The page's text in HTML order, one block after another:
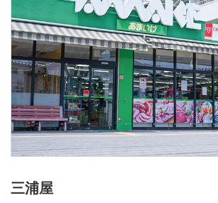
三浦屋